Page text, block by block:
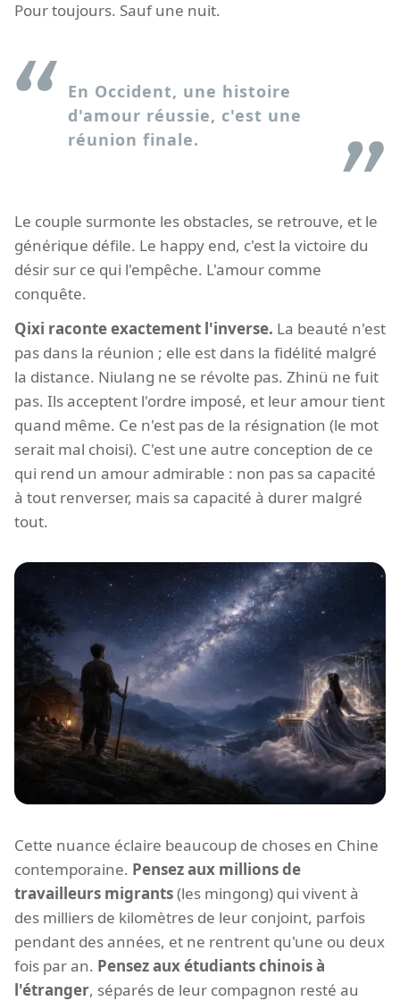
Pour toujours. Sauf une nuit.
En Occident, une histoire
d'amour réussie, c'est une
réunion finale.
Le couple surmonte les obstacles, se retrouve, et le
générique défile. Le happy end, c'est la victoire du
désir sur ce qui l'empêche. L'amour comme
conquête.
Qixi raconte exactement l'inverse. La beauté n'est
pas dans la réunion ; elle est dans la fidélité malgré
la distance. Niulang ne se révolte pas. Zhinü ne fuit
pas. Ils acceptent l'ordre imposé, et leur amour tient
quand même. Ce n'est pas de la résignation (le mot
serait mal choisi). C'est une autre conception de ce
qui rend un amour admirable : non pas sa capacité
à tout renverser, mais sa capacité à durer malgré
tout.
Cette nuance éclaire beaucoup de choses en Chine
contemporaine. Pensez aux millions de
travailleurs migrants(les mingong) qui vivent à
des milliers de kilomètres de leur conjoint, parfois
pendant des années, et ne rentrent qu'une ou deux
fois par an. Pensez aux étudiants chinois à
l'étranger, séparés de leur compagnon resté au